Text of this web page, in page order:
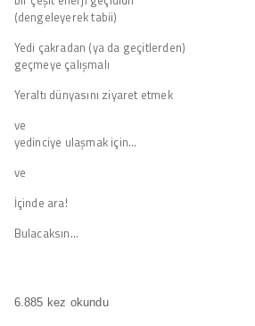
(dengeleyerek tabii)
Yedi çakradan (ya da geçitlerden)
geçmeye çalışmalı
Yeraltı dünyasını ziyaret etmek
ve
yedinciye ulaşmak için…
ve
İçinde ara!
Bulacaksın…
6.885 kez okundu